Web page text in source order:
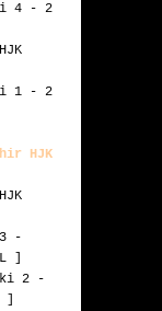
4 - 2
1 - 2
HJK
-
]
2 -